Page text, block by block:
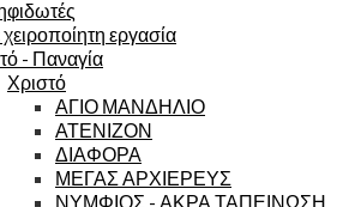
εργασία
- Παναγία
Χριστό
ΑΓΙΟ ΜΑΝΔΗΛΙΟ
ΑΤΕΝΙΖΟΝ
ΔΙΑΦΟΡΑ
ΜΕΓΑΣ ΑΡΧΙΕΡΕΥΣ
ΝΥΜΦΙΟΣ - ΑΚΡΑ ΤΑΠΕΙΝΩΣΗ